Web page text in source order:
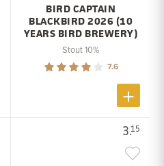
BIRD CAPTAIN
BLACKBIRD 2026 (10
YEARS BIRD BREWERY)
Stout 10%
7.6
3.15